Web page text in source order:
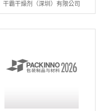
干霸干燥剂（深圳）有限公司